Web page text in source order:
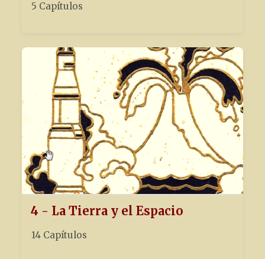
5 Capítulos
4 - La Tierra y el Espacio
14 Capítulos